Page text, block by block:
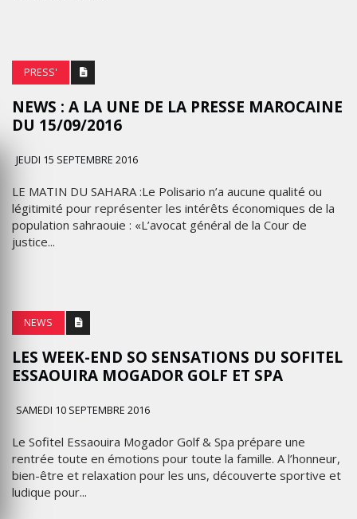
PRESS'
NEWS : A LA UNE DE LA PRESSE MAROCAINE
DU 15/09/2016
JEUDI 15 SEPTEMBRE 2016
LE MATIN DU SAHARA :Le Polisario n’a aucune qualité ou
légitimité pour représenter les intérêts économiques de la
population sahraouie : «L’avocat général de la Cour de
justice...
NEWS
LES WEEK-END SO SENSATIONS DU SOFITEL
ESSAOUIRA MOGADOR GOLF ET SPA
SAMEDI 10 SEPTEMBRE 2016
Le Sofitel Essaouira Mogador Golf & Spa prépare une
rentrée toute en émotions pour toute la famille. A l’honneur,
bien-être et relaxation pour les uns, découverte sportive et
ludique pour...